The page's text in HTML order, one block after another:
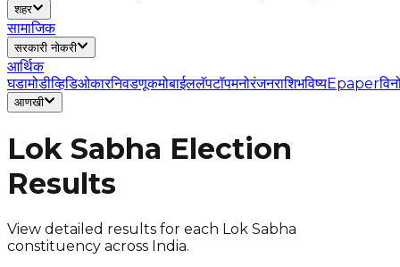
शहर
सामाजिक
सरकारी नोकरी
आर्थिक
घडामोडीव्हिडिओकारनिवडणूकमोबाईललॅपटॉपमनोरंजनराशिभविष्यEpaper
आणखी
Lok Sabha Election
Results
View detailed results for each Lok Sabha
constituency across India.